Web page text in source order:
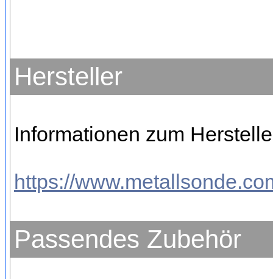
Hersteller
Informationen zum
https://
Passendes Zubehör